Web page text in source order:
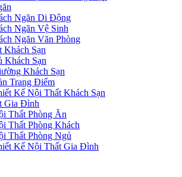
Ngăn Di Động
Ngăn Vệ Sinh
Ngăn Văn Phòng
Khách Sạn
Khách Sạn
Khách Sạn
Trang Điểm
Kế Nội Thất Khách Sạn
Gia Đình
Thất Phòng Ăn
Thất Phòng Khách
Thất Phòng Ngủ
Kế Nội Thất Gia Đình